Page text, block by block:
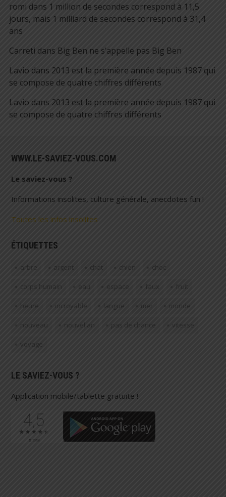
romi dans 1 million de secondes correspond à 11,5
jours, mais 1 milliard de secondes correspond à 31,4
ans
Carreti dans Big Ben ne s’appelle pas Big Ben
Lavio dans 2013 est la première année depuis 1987 qui
se compose de quatre chiffres différents
Lavio dans 2013 est la première année depuis 1987 qui
se compose de quatre chiffres différents
WWW.LE-SAVIEZ-VOUS.COM
Le saviez-vous ?
Informations insolites, culture générale, anecdotes fun !
Toutes les infos insolites
ÉTIQUETTES
arbre argent chat chien choc
corps humain eau espace faux fruit
heure incroyable langue mer monde
nouveau nouvel an pas de chance vitesse
voyage
LE SAVIEZ-VOUS ?
Application mobile/tablette gratuite !